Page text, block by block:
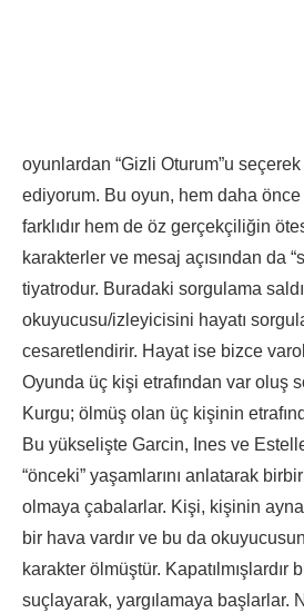
oyunlardan “Gizli Oturum”u
ediyorum. Bu oyun, hem daha önce
farklıdır hem de öz gerçekçiliğin
karakterler ve mesaj açısından da
tiyatrodur. Buradaki sorgulama
okuyucusu/izleyicisini hayatı
cesaretlendirir. Hayat ise bizce
Oyunda üç kişi etrafından var oluş
Kurgu; ölmüş olan üç kişinin
Bu yükselişte Garcin, Ines ve
“önceki” yaşamlarını anlatarak
olmaya çabalarlar. Kişi, kişinin
bir hava vardır ve bu da
karakter ölmüştür. Kapatılmışlardır
suçlayarak, yargılamaya başlarlar.